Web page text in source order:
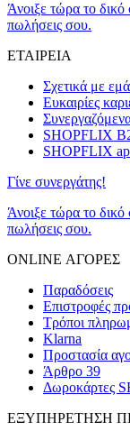
Άνοιξε τώρα το
πωλήσεις σου.
ΕΤΑΙΡΕΙΑ
Σχετικά με
Ευκαιρίες
SHOPFLIX
SHOPFLIX
Γίνε συνεργάτης!
Άνοιξε τώρα το
πωλήσεις σου.
ONLINE ΑΓΟΡΕΣ
Παραδόσεις
Επιστροφές
Τρόποι
Klarna
Προστασία
Άρθρο 39
Δωροκάρτες
ΕΞΥΠΗΡΕΤΗΣΗ